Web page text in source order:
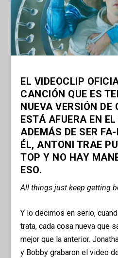
EL VIDEOCLIP
CANCIÓN QUE ES
NUEVA VERSIÓN DE
ESTÁ AFUERA EN
ADEMÁS DE SER
ÉL, ANTONI TRAE
TOP Y NO HAY
ESO.
All things just keep getting
Y lo decimos en serio,
trata, cada cosa nueva que
mejor que la anterior.
y Bobby grabaron el video